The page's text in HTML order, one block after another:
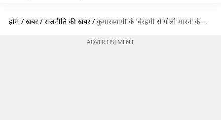
होम / खबरें / राजनीति की खबरें / कुमारस्वामी के 'बेरहमी से गोली मारने' के निर्देश पर बोले येदियुरप्पा- मुख्यमंत्री से ऐसी उम्मीद नही
ADVERTISEMENT